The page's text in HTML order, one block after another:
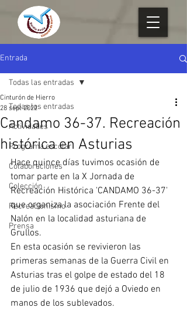
Entrada
Todas las entradas
Actividades
Programa escolar
Colaboraciones
Colección
Recreacionismo
Prensa
Todas las entradas
Candamo 36-37. Recreación
histórica en Asturias
Cinturón de Hierro
28 sept 2022
Hace quince días tuvimos ocasión de
tomar parte en la X Jornada de
Recreación Histórica 'CANDAMO 36-37'
que organiza la asociación Frente del
Nalón en la localidad asturiana de
Grullos.
En esta ocasión se revivieron las
primeras semanas de la Guerra Civil en
Asturias tras el golpe de estado del 18
de julio de 1936 que dejó a Oviedo en
manos de los sublevados.